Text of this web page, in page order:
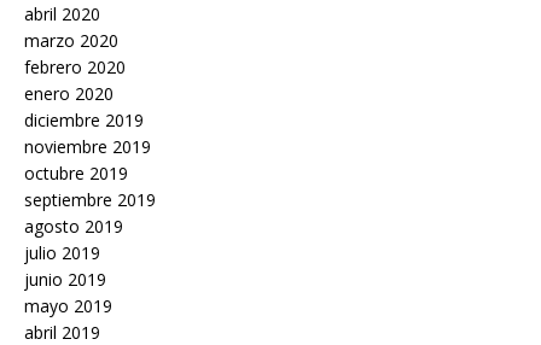
abril 2020
marzo 2020
febrero 2020
enero 2020
diciembre 2019
noviembre 2019
octubre 2019
septiembre 2019
agosto 2019
julio 2019
junio 2019
mayo 2019
abril 2019